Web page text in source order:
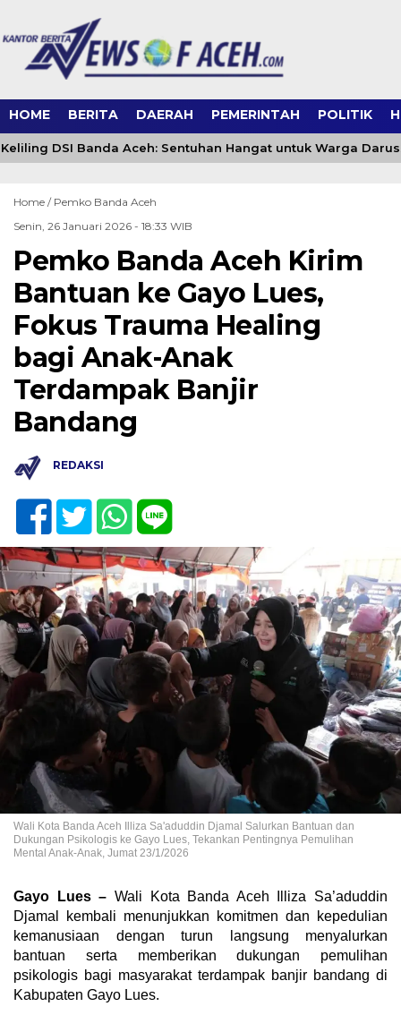
HOME BERITA DAERAH PEMERINTAH POLITIK
DSI Banda Aceh: Sentuhan Hangat untuk Warga
Home / Pemko Banda Aceh
Senin, 26 Januari 2026 - 18:33 WIB
Pemko Banda Aceh Kirim
Bantuan ke Gayo Lues,
Fokus Trauma Healing
bagi Anak-Anak
Terdampak Banjir
Bandang
REDAKSI
Wali Kota Banda Aceh Illiza Sa'aduddin Djamal Salurkan Bantuan dan
Dukungan Psikologis ke Gayo Lues, Tekankan Pentingnya Pemulihan
Mental Anak-Anak, Jumat 23/1/2026
Gayo Lues – Wali Kota Banda Aceh Illiza Sa’aduddin
Djamal kembali menunjukkan komitmen dan kepedulian
kemanusiaan dengan turun langsung menyalurkan
bantuan serta memberikan dukungan pemulihan
psikologis bagi masyarakat terdampak banjir bandang di
Kabupaten Gayo Lues.